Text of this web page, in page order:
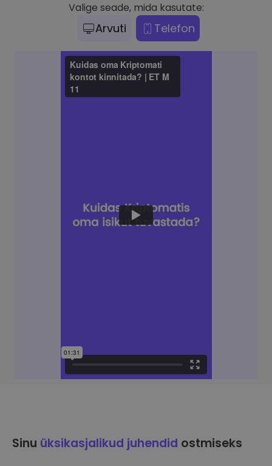
Valige seade, mida kasutate:
Arvuti Telefon
Sinu üksikasjalikud juhendid ostmiseks